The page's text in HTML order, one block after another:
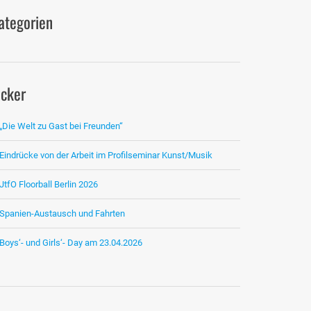
„Die Welt zu Gast bei Freunden“
Eindrücke von der Arbeit im Profilseminar Kunst/Musik
JtfO Floorball Berlin 2026
Spanien-Austausch und Fahrten
Boys‘- und Girls‘- Day am 23.04.2026